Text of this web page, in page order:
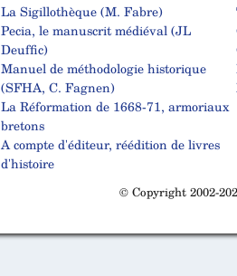
La Sigillothèque (M. Fabre)
Pecia, le manuscrit médiéval (JL
Deuffic)
Manuel de méthodologie historique
(SFHA, C. Fagnen)
La Réformation de 1668-71, armoriaux
bretons
A compte d'éditeur, réédition de livres
d'histoire
© Copyright 2002-